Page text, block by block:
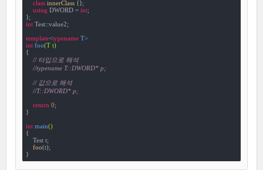
class innerClass {};
using DWORD = int;
int Test::value2;
template<typename
T>
int foo(T t)
{
// 타입으로 해석
//typename T::DWORD* p;
// 값으로 해석
//T::DWORD* p;
return 0;
}
int main()
{
    Test t;
foo(t);
}